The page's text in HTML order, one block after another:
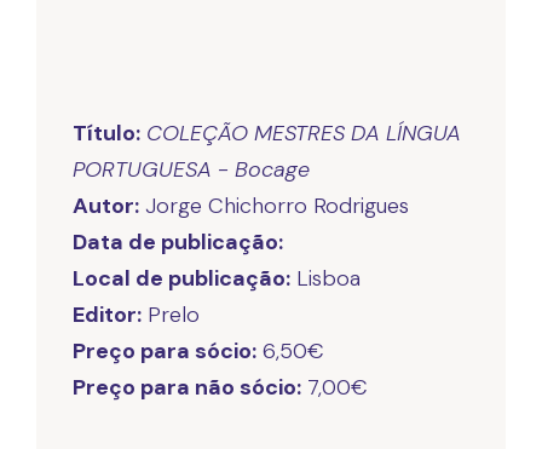
Título: COLEÇÃO MESTRES DA LÍNGUA
PORTUGUESA - Bocage
Autor:
Data de publicação:
Local de publicação:
Editor:
Preço para sócio:
Preço para não sócio: 7,00€